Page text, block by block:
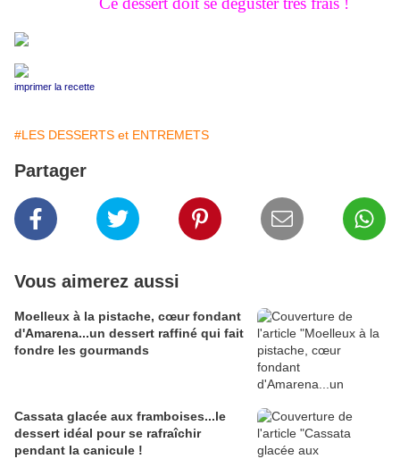
imprimer la recette
#LES DESSERTS et ENTREMETS
Partager
Vous aimerez aussi
Moelleux à la pistache, cœur fondant
d'Amarena...un dessert raffiné qui fait
fondre les gourmands
Cassata glacée aux framboises...le
dessert idéal pour se rafraîchir
pendant la canicule !